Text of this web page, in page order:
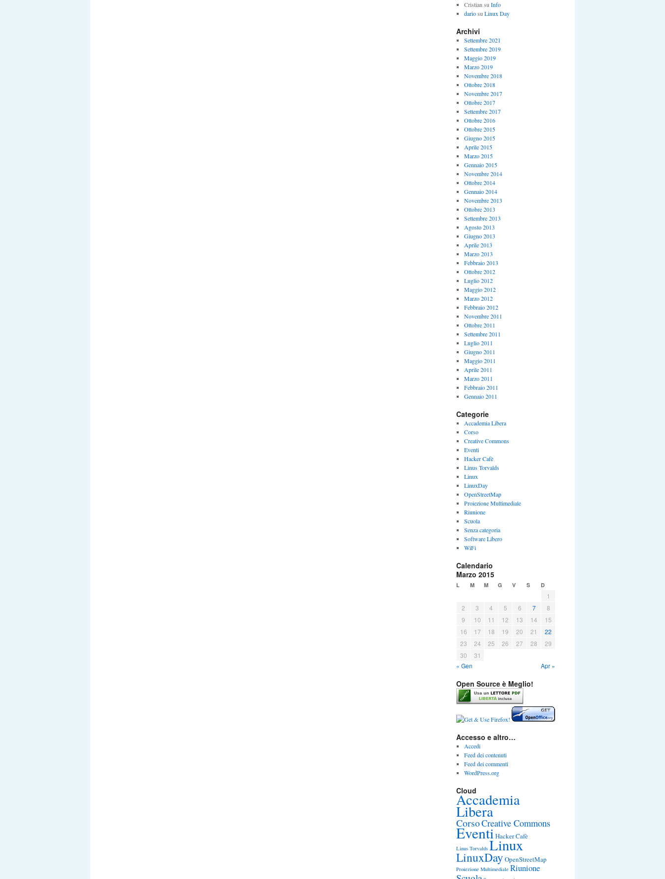
Cristian su Info
dariosu Linux Day
Archivi
Settembre 2021
Settembre 2019
Maggio 2019
Marzo 2019
Novembre 2018
Ottobre 2018
Novembre 2017
Ottobre 2017
Settembre 2017
Ottobre 2016
Ottobre 2015
Giugno 2015
Aprile 2015
Marzo 2015
Gennaio 2015
Novembre 2014
Ottobre 2014
Gennaio 2014
Novembre 2013
Ottobre 2013
Settembre 2013
Agosto 2013
Giugno 2013
Aprile 2013
Marzo 2013
Febbraio 2013
Ottobre 2012
Luglio 2012
Maggio 2012
Marzo 2012
Febbraio 2012
Novembre 2011
Ottobre 2011
Settembre 2011
Luglio 2011
Giugno 2011
Maggio 2011
Aprile 2011
Marzo 2011
Febbraio 2011
Gennaio 2011
Categorie
Accademia Libera
Corso
Creative Commons
Eventi
Hacker Cafè
Linus Torvalds
Linux
LinuxDay
OpenStreetMap
Proiezione Multimediale
Riunione
Scuola
Senza categoria
Software Libero
WiFi
Calendario
Marzo 2015
L M M G V S D
1
2
3 4 5 6 7
8
9
10 11 12 13 14
15
16
17 18 19 20 21
22
23
24 25 26 27 28
29
30
31
« Gen
Apr »
Open Source è Meglio!
Accesso e altro…
Accedi
Feed dei contenuti
Feed dei commenti
WordPress.org
Cloud
Accademia
Libera
CorsoCreative Commons
EventiHacker Cafè
Linus Torvalds Linux
LinuxDay OpenStreetMap
Proiezione Multimediale Riunione